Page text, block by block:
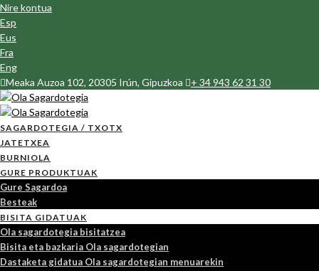
Nire kontua
Esp
Eus
Fra
Eng
Meaka Auzoa 102, 20305 Irún, Gipuzkoa
+ 34 943 62 31 30
SAGARDOTEGIA / TXOTX
JATETXEA
BURNIOLA
GURE PRODUKTUAK
Gure Sagardoa
Besteak
BISITA GIDATUAK
Ola sagardotegia bisitatzea
Bisita eta bazkaria Ola sagardotegian
Dastaketa gidatua Ola sagardotegian menuarekin